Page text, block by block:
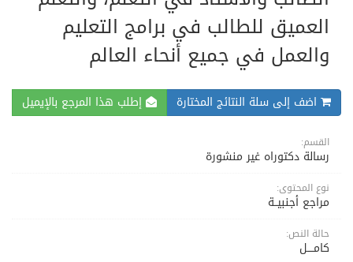
العميق للطالب في برامج التعليم
والعمل في جميع أنحاء العالم
اضف إلى سلة النتائج المختارة إطلب هذا المرجع بالإيميل
القسم:
رسالة دكتوراه غير منشورة
نوع المحتوى:
مراجع أجنبيــة
حالة النص:
كامــــل